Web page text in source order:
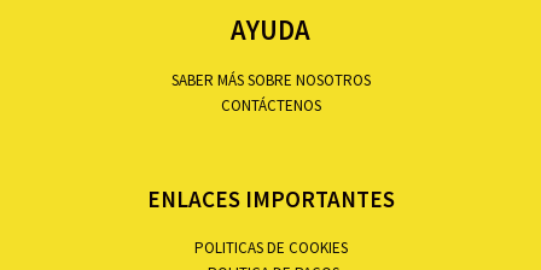
AYUDA
SABER MÁS SOBRE NOSOTROS
CONTÁCTENOS
ENLACES IMPORTANTES
POLITICAS DE COOKIES